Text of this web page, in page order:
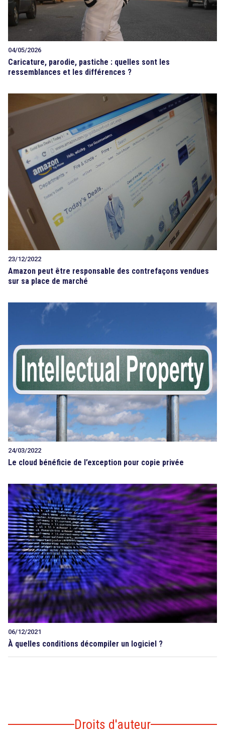
04/05/2026
Caricature, parodie, pastiche : quelles sont les
ressemblances et les différences ?
23/12/2022
Amazon peut être responsable des contrefaçons vendues
sur sa place de marché
24/03/2022
Le cloud bénéficie de l’exception pour copie privée
06/12/2021
À quelles conditions décompiler un logiciel ?
Droits d'auteur